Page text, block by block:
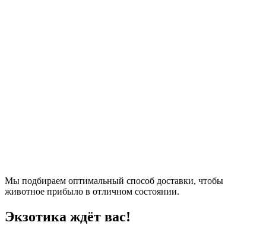
Мы подбираем оптимальный способ доставки, чтобы
животное прибыло в отличном состоянии.
Экзотика ждёт вас!